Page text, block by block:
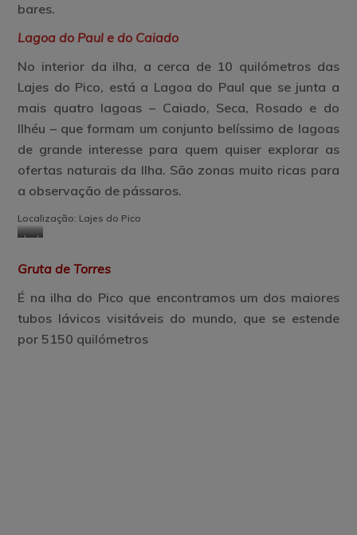
bares.
Lagoa do Paul e do Caiado
No interior da ilha, a cerca de 10 quilómetros das
Lajes do Pico, está a Lagoa do Paul que se junta a
mais quatro lagoas – Caiado, Seca, Rosado e do
Ilhéu – que formam um conjunto belíssimo de lagoas
de grande interesse para quem quiser explorar as
ofertas naturais da Ilha. São zonas muito ricas para
a observação de pássaros.
Localização: Lajes do Pico
Lagoa
Caiado
Lagoa
Gruta de Torres
É na ilha do Pico que encontramos um dos maiores
tubos lávicos visitáveis do mundo, que se estende
por 5150 quilómetros